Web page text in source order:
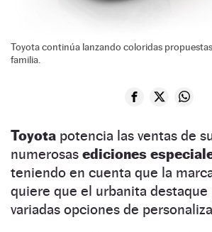
Toyota continúa lanzando coloridas
familia.
Toyota potencia las ventas de
numerosas ediciones
teniendo en cuenta que la
quiere que el urbanita destaque
variadas opciones de